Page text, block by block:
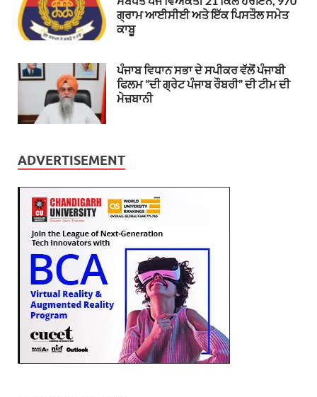
ਗ੍ਰਾਮ ਆਈਸੀਈ ਅਤੇ ਇੱਕ ਪਿਸਤੌਲ ਸਮੇਤ
ਕਾਬੂ
ਪੰਜਾਬ ਵਿਧਾਨ ਸਭਾ ਦੇ ਸਪੀਕਰ ਵੱਲੋਂ ਪੰਜਾਬੀ
ਫਿਲਮ “ਦੀ ਗ੍ਰੇਟ ਪੰਜਾਬ ਰੌਬਰੀ” ਦੀ ਟੀਮ ਦੀ
ਮੇਜ਼ਬਾਨੀ
ADVERTISEMENT